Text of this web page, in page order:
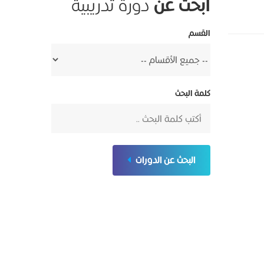
ابحث عن دورة تدريبية
القسم
كلمة البحث
البحث عن الدورات